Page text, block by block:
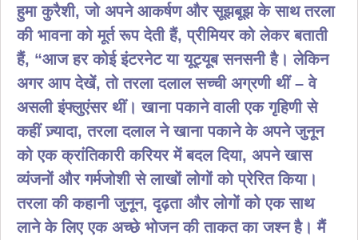
हुमा कुरैशी, जो अपने आकर्षण और सूझबूझ के साथ तरला
की भावना को मूर्त रूप देती हैं, प्रीमियर को लेकर बताती
हैं, “आज हर कोई इंटरनेट या यूट्यूब सनसनी है। लेकिन
अगर आप देखें, तो तरला दलाल सच्ची अग्रणी थीं – वे
असली इंफ्लुएंसर थीं। खाना पकाने वाली एक गृहिणी से
कहीं ज़्यादा, तरला दलाल ने खाना पकाने के अपने जुनून
को एक क्रांतिकारी करियर में बदल दिया, अपने खास
व्यंजनों और गर्मजोशी से लाखों लोगों को प्रेरित किया।
तरला की कहानी जुनून, दृढ़ता और लोगों को एक साथ
लाने के लिए एक अच्छे भोजन की ताकत का जश्न है। मैं